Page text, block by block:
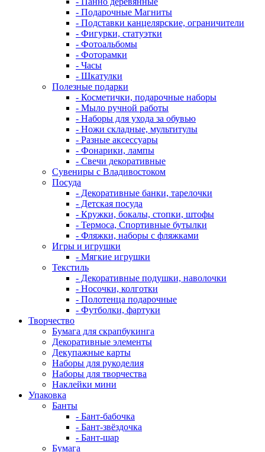
- Подарочные Магниты
- Подставки канцелярские, ограничители
- Фигурки, статуэтки
- Фотоальбомы
- Фоторамки
- Часы
- Шкатулки
Полезные подарки
- Косметички, подарочные наборы
- Мыло ручной работы
- Наборы для ухода за обувью
- Ножи складные, мультитулы
- Разные аксессуары
- Фонарики, лампы
- Свечи декоративные
Сувениры с Владивостоком
Посуда
- Декоративные банки, тарелочки
- Детская посуда
- Кружки, бокалы, стопки, штофы
- Термоса, Спортивные бутылки
- Фляжки, наборы с фляжками
Игры и игрушки
- Мягкие игрушки
Текстиль
- Декоративные подушки, наволочки
- Носочки, колготки
- Полотенца подарочные
- Футболки, фартуки
Творчество
Бумага для скрапбукинга
Декоративные элементы
Декупажные карты
Наборы для рукоделия
Наборы для творчества
Наклейки мини
Упаковка
Банты
- Бант-бабочка
- Бант-звёздочка
- Бант-шар
Бумага